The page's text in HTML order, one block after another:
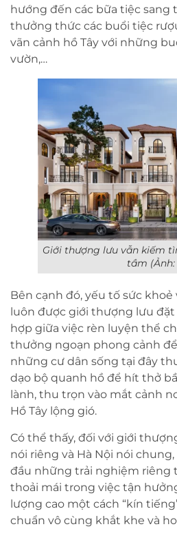
hướng đến các bữa tiệc sang
thưởng thức các buổi tiệc
vãn cảnh hồ Tây với những
vườn,…
Giới thượng lưu vẫn kiếm
tầm (Ảnh:
Bên cạnh đó, yếu tố sức
luôn được giới thượng lưu
hợp giữa việc rèn luyện thể
thưởng ngoạn phong cảnh
những cư dân sống tại đây
dạo bộ quanh hồ để hít thở
lành, thu trọn vào mắt cảnh
Hồ Tây lộng gió.
Có thể thấy, đối với giới
nói riêng và Hà Nội nói
đầu những trải nghiệm riêng
thoải mái trong việc tận
lượng cao một cách “kín
chuẩn vô cùng khắt khe và